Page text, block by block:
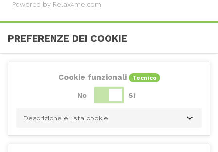
Powered by Relax4me.com
PREFERENZE DEI COOKIE
Cookie funzionali Tecnico
No Sì
Descrizione e lista cookie